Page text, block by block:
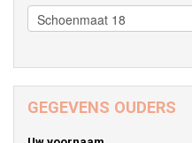
GEGEVENS OUDERS